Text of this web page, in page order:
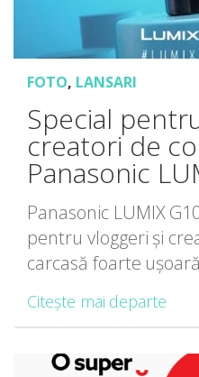
FOTO, LANSARI
Special
creatori de
Panasonic
Panasonic LUMIX
pentru vloggeri și
carcasă foarte
voluminos iar
OZO […]
Citește mai departe